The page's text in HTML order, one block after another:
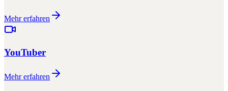
Mehr erfahren
YouTuber
Mehr erfahren